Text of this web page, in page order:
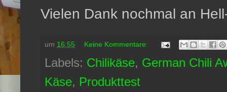
Vielen Dank nochmal an
um 16:55 Keine Kommentare:
Labels: Chilikäse, German Chili
Käse, Produkttest